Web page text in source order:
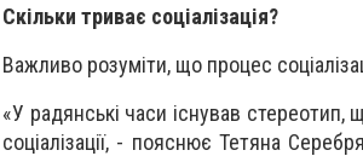
Скільки триває соціалізація?
Важливо розуміти, що процес
«У радянські часи існував
соціалізації, - пояснює Тетяна